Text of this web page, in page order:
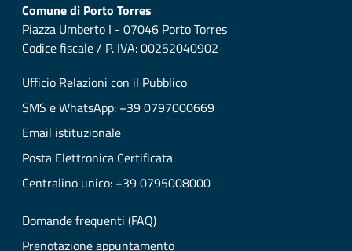
Comune di Porto Torres
Piazza Umberto I - 07046 Porto Torres
Codice fiscale / P. IVA: 00252040902
Ufficio Relazioni con il Pubblico
SMS e WhatsApp: +39 0797000669
Email istituzionale
Posta Elettronica Certificata
Centralino unico: +39 0795008000
Domande frequenti (FAQ)
Prenotazione appuntamento